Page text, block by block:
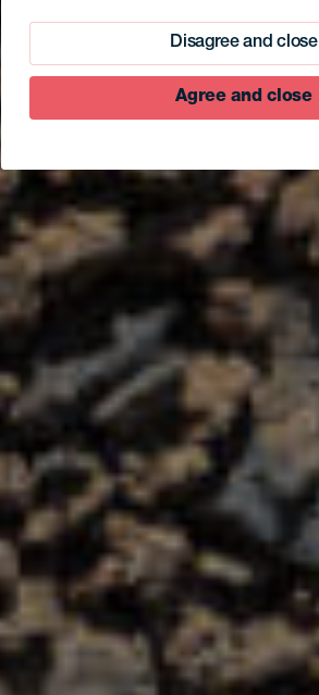
Disagree and close
Agree and close